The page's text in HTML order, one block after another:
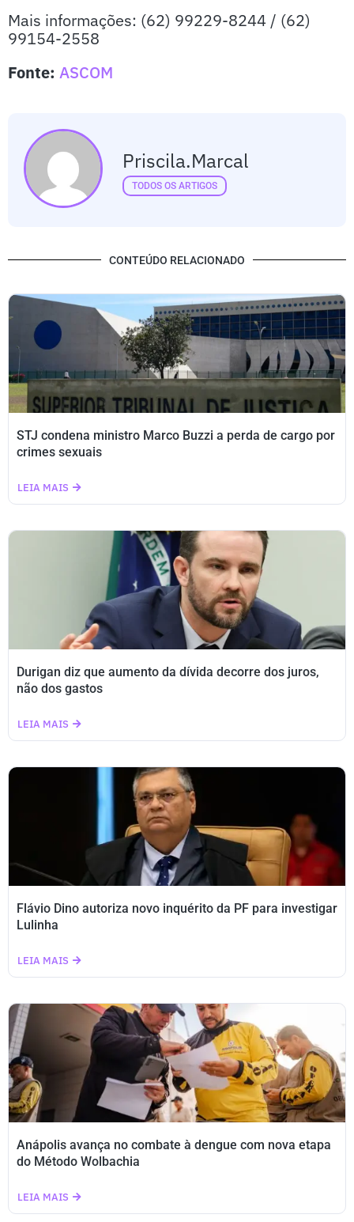
Mais informações: (62) 99229-8244 / (62)
99154-2558
Fonte: ASCOM
Priscila.marcal
TODOS OS ARTIGOS
CONTEÚDO RELACIONADO
STJ condena ministro Marco Buzzi a perda de cargo por
crimes sexuais
LEIA MAIS
Durigan diz que aumento da dívida decorre dos juros,
não dos gastos
LEIA MAIS
Flávio Dino autoriza novo inquérito da PF para investigar
Lulinha
LEIA MAIS
Anápolis avança no combate à dengue com nova etapa
do Método Wolbachia
LEIA MAIS